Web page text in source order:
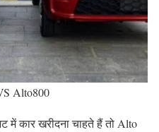
Alto800
कार खरीदना चाहते हैं तो Alto